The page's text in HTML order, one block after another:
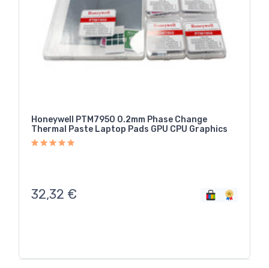
Honeywell PTM7950 0.2mm Phase Change
Thermal Paste Laptop Pads GPU CPU Graphics
32,32 €